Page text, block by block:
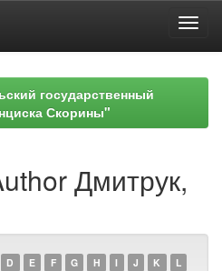
государственный
Скорины"
Дмитрук,
D E F G H I J K
L